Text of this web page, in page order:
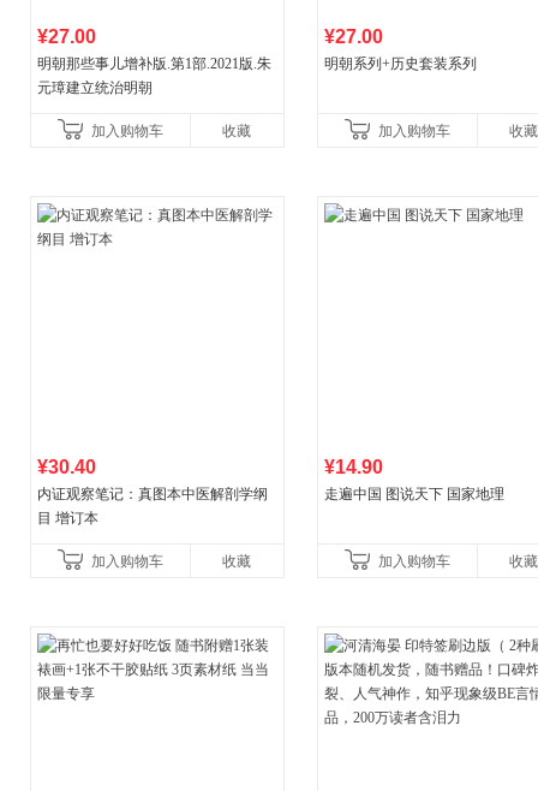
¥27.00
明朝那些事儿增补版.第1部.2021版.朱
元璋建立统治明朝
加入购物车 收藏
¥27.00
明朝系列+历史套装系列
加入购物车 收藏
¥30.40
内证观察笔记：真图本中医解剖学纲
目 增订本
加入购物车 收藏
¥14.90
走遍中国 图说天下 国家地理
加入购物车 收藏